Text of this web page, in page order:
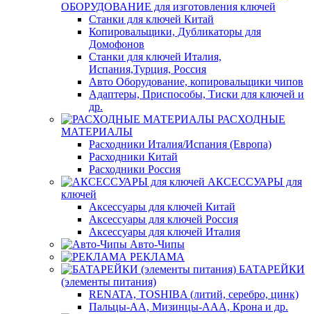
ОБОРУДОВАНИЕ для изготовления ключей
Станки для ключей Китай
Копировальщики, Дубликаторы для
Домофонов
Станки для ключей Италия,
Испания,Турция, Россия
Авто Оборудование, копировальщики чипов
Адаптеры, Приспособы, Тиски для ключей и
др.
РАСХОДНЫЕ
МАТЕРИАЛЫ
Расходники Италия/Испания (Европа)
Расходники Китай
Расходники Россия
АКСЕССУАРЫ для
ключей
Аксессуары для ключей Китай
Аксессуары для ключей Россия
Аксессуары для ключей Италия
Авто-Чипы
РЕКЛАМА
БАТАРЕЙКИ
(элементы питания)
RENATA, TOSHIBA (литий, серебро, цинк)
Пальцы-АА, Мизинцы-ААА, Крона и др.